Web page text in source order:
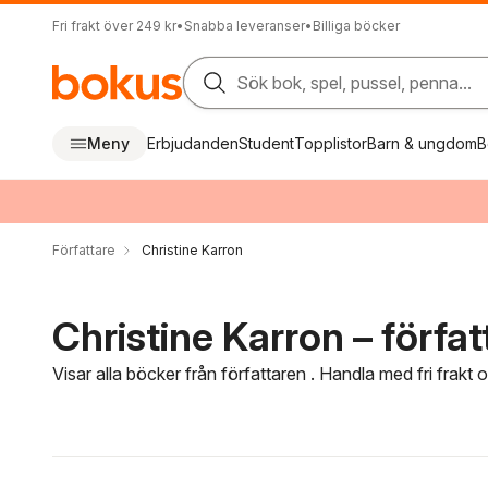
Fri frakt över 249 kr• Snabba leveranser• Billiga böcker
Sök bok, spel, pussel, penna...
Meny ErbjudandenStudentTopplistorBarn & ungdom
Författare Christine Karron
Christine Karron –
Visar alla böcker från författaren . Handla med fri frakt